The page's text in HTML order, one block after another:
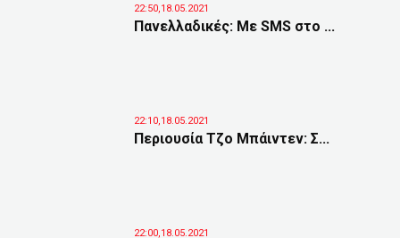
22:50,18.05.2021
Πανελλαδικές: Με SMS στο ...
22:10,18.05.2021
Περιουσία Τζο Μπάιντεν: Σ...
22:00,18.05.2021